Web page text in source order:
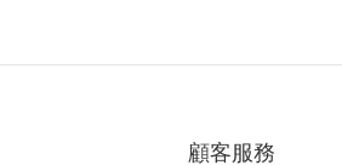
顧客服務